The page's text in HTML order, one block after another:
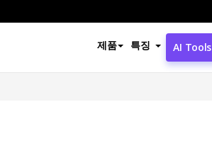
제품 특징 AI Tools